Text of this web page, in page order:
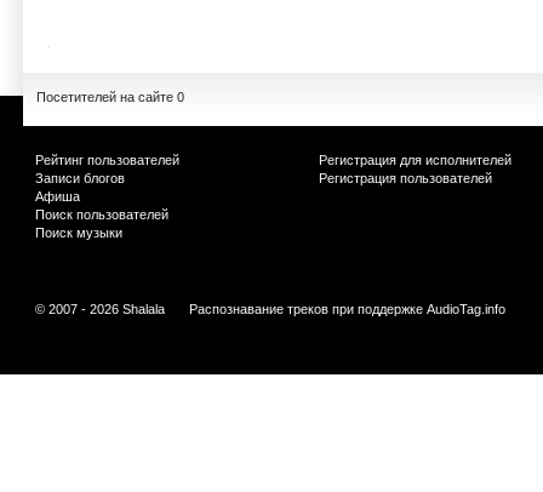
Посетителей на сайте 0
Рейтинг пользователей
Записи блогов
Афиша
Поиск пользователей
Поиск музыки
Регистрация для исполнителей
Регистрация пользователей
© 2007 - 2026 Shalala Распознавание треков при поддержке AudioTag.info